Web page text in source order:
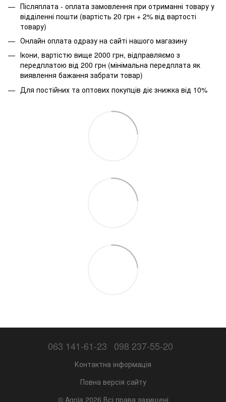
Післяплата - оплата замовлення при отриманні товару у
відділенні пошти (вартість 20 грн + 2% від вартості
товару)
Онлайн оплата одразу на сайті нашого магазину
Ікони, вартістю вище 2000 грн, відправляємо з
передплатою від 200 грн (мінімальна передплата як
виявлення бажання забрати товар)
Для постійних та оптових покупців діє знижка від 10%
063 141-61-23 098 237-55-20
Контактна інформація
Повна версія сайту
© Agnia 2026 Всі права захищені